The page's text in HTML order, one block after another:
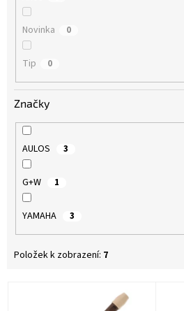
Novinka 0
Tip 0
Značky
AULOS 3
G+W 1
YAMAHA 3
Položek k zobrazení: 7